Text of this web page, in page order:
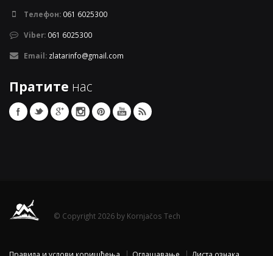
Телефон: 061 6025300
Viber: 061 6025300
Email: zlatarinfo@gmail.com
Пратите нас
© Copyright 2026 by Kornjačos Tech